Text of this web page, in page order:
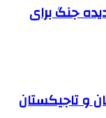
جنگ برای
و تاجیکستان